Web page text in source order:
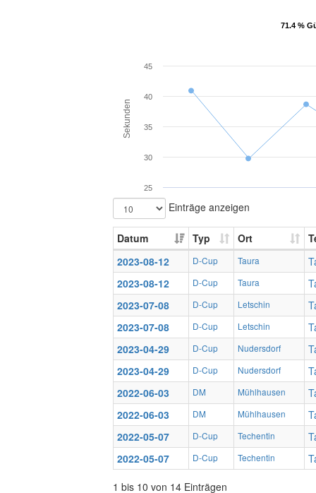
71.4 %
71.4 %
Sekunden
25
30
35
40
45
Einträge anzeigen
Datum Typ Ort
2023-08-12
D-Cup Taura
2023-08-12
D-Cup Taura
2023-07-08
D-Cup Letschin
2023-07-08
D-Cup Letschin
2023-04-29
D-Cup Nudersdorf
2023-04-29
D-Cup Nudersdorf
2022-06-03
DM Mühlhausen
2022-06-03
DM Mühlhausen
2022-05-07
D-Cup Techentin
2022-05-07
D-Cup Techentin
1 bis 10 von 14 Einträgen